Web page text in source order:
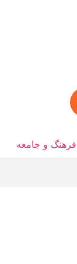
فرهنگ و جامعه